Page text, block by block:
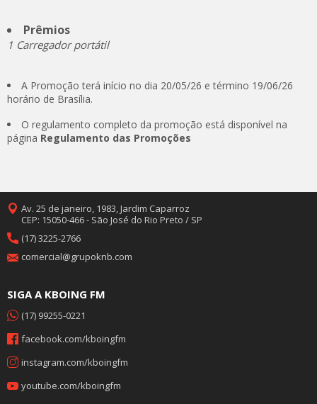
Prêmios
1 Carregador portátil
A Promoção terá início no dia 20/05/26 e término 19/06/26
horário de Brasília.
O regulamento completo da promoção está disponível na
página Regulamento das Promoções
Av. 25 de janeiro, 1983, Jardim Caparroz
CEP: 15050-466 - São José do Rio Preto / SP
(17) 3225-2766
comercial@grupoknb.com
SIGA A KBOING FM
(17) 99255-0221
facebook.com/kboingfm
instagram.com/kboingfm
youtube.com/kboingfm